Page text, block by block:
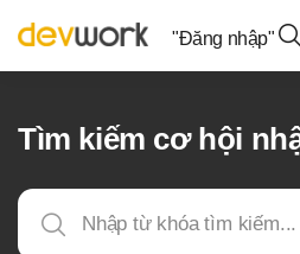
"Đăng nhập"
Tìm kiếm cơ hội